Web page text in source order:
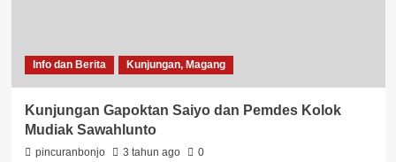
Info dan Berita Kunjungan, Magang
Kunjungan Gapoktan Saiyo dan Pemdes Kolok
Mudiak Sawahlunto
pincuranbonjo 3 tahun ago 0